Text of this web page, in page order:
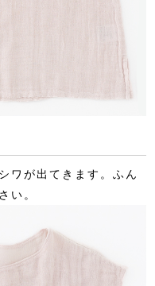
ワが出てきます。ふん
い。